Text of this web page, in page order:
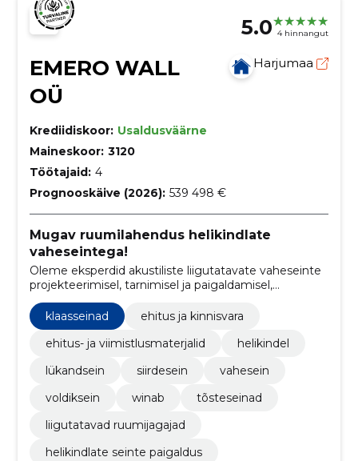
5.0 4 hinnangut
EMERO WALL
OÜ
Harjumaa
Krediidiskoor: Usaldusväärne
Maineskoor: 3120
Töötajaid: 4
Prognooskäive (2026): 539 498 €
Mugav ruumilahendus helikindlate
vaheseintega!
Oleme eksperdid akustiliste liigutatavate vaheseinte
projekteerimisel, tarnimisel ja paigaldamisel,
pakkudes klientidele paindlikke ja stiilseid lahendusi
ruumide jagamiseks.
klaasseinad
ehitus ja kinnisvara
ehitus- ja viimistlusmaterjalid
helikindel
lükandsein
siirdesein
vahesein
voldiksein
winab
tõsteseinad
liigutatavad ruumijagajad
helikindlate seinte paigaldus